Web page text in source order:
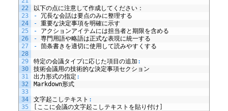
22
23
24
25
26
27
28
29
30
31
32
33
34
35
以下の点に注意して作成してください：
-
冗長な会話は要点のみに整理する
- 重要な決定事項を明確に示す
-
アクションアイテムには担当者と期限を含める
- 専門用語や略語は正式な表現に統一する
- 箇条書きを適切に使用して読みやすくする
特定の会議タイプに応じた項目の追加 :
技術会議用の技術的な決定事項セクション
出力形式の指定 :
Markdown形式
文字起こしテキスト :
ここに会議の文字起こしテキストを貼り付け